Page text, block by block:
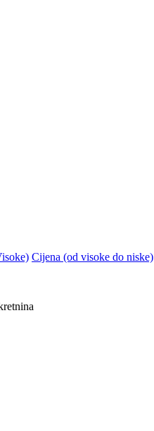
Cijena (od visoke do niske)